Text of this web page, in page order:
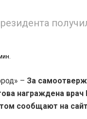
– За
награждена
сообщают на